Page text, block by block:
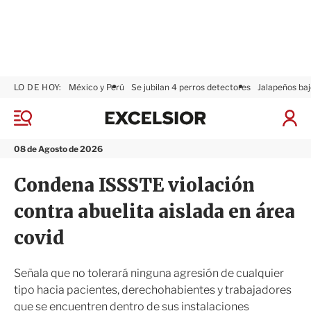
M
n
08 de Agosto de 2026
LO DE HOY: México y Perú Se jubilan 4 perros detectores Jalapeños
I
S
x
i
o
r
Condena ISSSTE violación
contra abuelita aislada en área
covid
Señala que no tolerará ninguna agresión de cualquier
tipo hacia pacientes, derechohabientes y trabajadores
que se encuentren dentro de sus instalaciones